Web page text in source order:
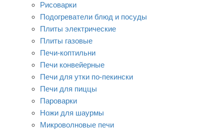
Рисоварки
Подогреватели блюд и посуды
Плиты электрические
Плиты газовые
Печи-коптильни
Печи конвейерные
Печи для утки по-пекински
Печи для пиццы
Пароварки
Ножи для шаурмы
Микроволновые печи